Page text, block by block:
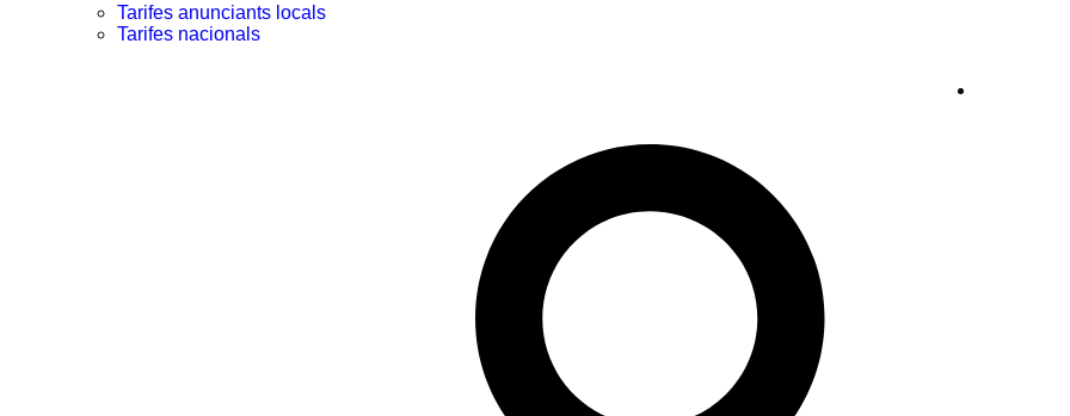
Tarifes anunciants locals
Tarifes nacionals